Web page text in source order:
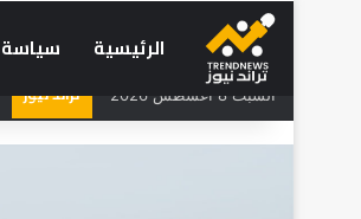
الرئيسية سياسة
السبت 8 أغسطس 2026 تراند نيوز